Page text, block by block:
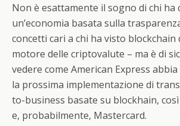
Non è esattamente il sogno di chi ha
un’economia basata sulla
concetti cari a chi ha visto blockchain
motore delle criptovalute – ma è di
vedere come American Express
la prossima implementazione di
to-business basate su blockhain, così
e, probabilmente, Mastercard.